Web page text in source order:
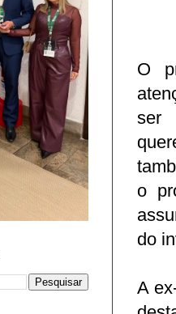
O
ser
o
do
A